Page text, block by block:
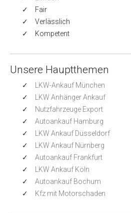
a
t
Fair
Verlässlich
Kompetent
Unsere Hauptthemen
LKW-Ankauf München
LKW Anhänger Ankauf
Nutzfahrzeuge Export
Autoankauf Hamburg
LKW Ankauf Düsseldorf
LKW Ankauf Nürnberg
Autoankauf Frankfurt
LKW Ankauf Köln
Autoankauf Bochum
Kfz mit Motorschaden